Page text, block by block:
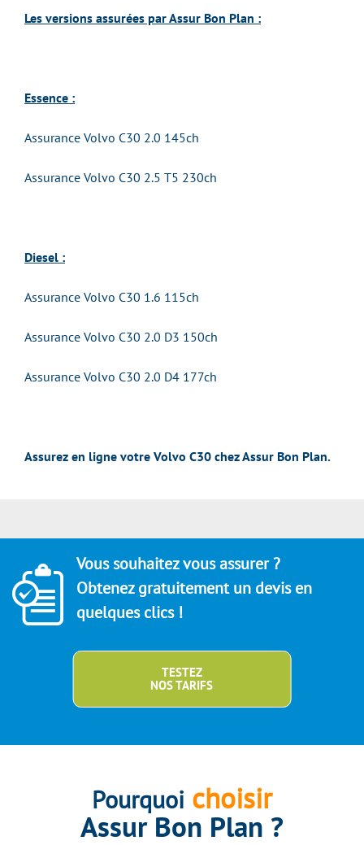
Les versions assurées par Assur Bon Plan :
Essence :
Assurance Volvo C30 2.0 145ch
Assurance Volvo C30 2.5 T5 230ch
Diesel :
Assurance Volvo C30 1.6 115ch
Assurance Volvo C30 2.0 D3 150ch
Assurance Volvo C30 2.0 D4 177ch
Assurez en ligne votre Volvo C30 chez Assur Bon Plan.
Vous souhaitez vous assurer ?
Obtenez gratuitement un devis en
quelques clics !
TESTEZ
NOS TARIFS
Pourquoi choisir
Assur Bon Plan ?